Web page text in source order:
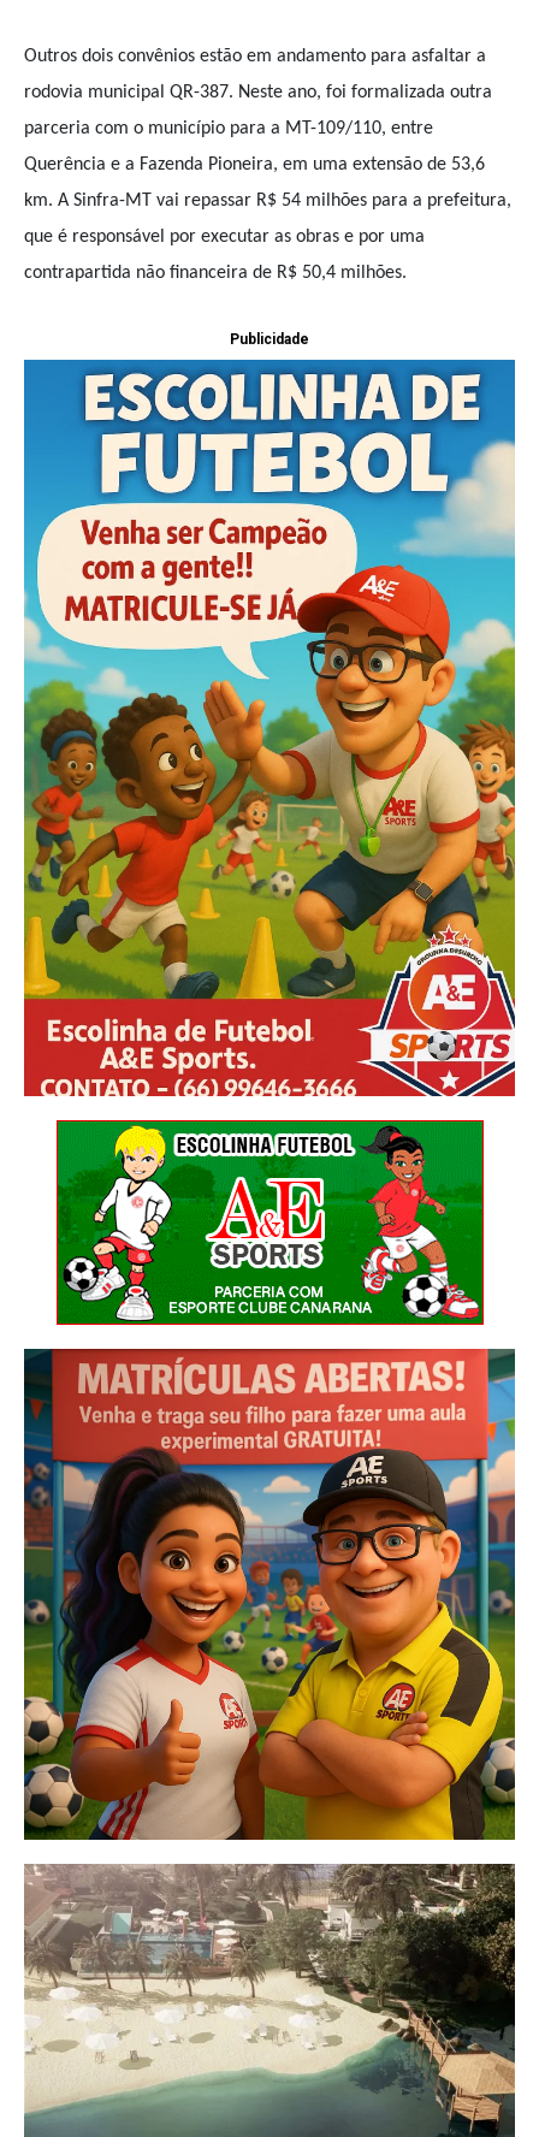
Outros dois convênios estão em andamento para asfaltar a
rodovia municipal QR-387. Neste ano, foi formalizada outra
parceria com o município para a MT-109/110, entre
Querência e a Fazenda Pioneira, em uma extensão de 53,6
km. A Sinfra-MT vai repassar R$ 54 milhões para a prefeitura,
que é responsável por executar as obras e por uma
contrapartida não financeira de R$ 50,4 milhões.
Publicidade